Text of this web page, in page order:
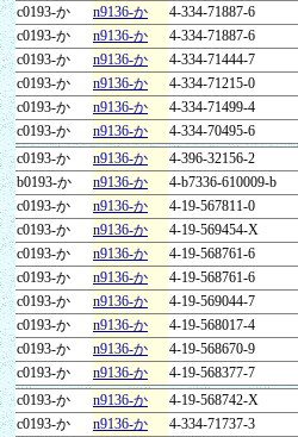
c0193-か
n9136-か 4-334-71887-6
c0193-か
n9136-か 4-334-71887-6
c0193-か
n9136-か 4-334-71444-7
c0193-か
n9136-か 4-334-71215-0
c0193-か
n9136-か 4-334-71499-4
c0193-か
n9136-か 4-334-70495-6
c0193-か
n9136-か 4-396-32156-2
b0193-か
n9136-か 4-b7336-610009-b
c0193-か
n9136-か 4-19-567811-0
c0193-か
n9136-か 4-19-569454-X
c0193-か
n9136-か 4-19-568761-6
c0193-か
n9136-か 4-19-568761-6
c0193-か
n9136-か 4-19-569044-7
c0193-か
n9136-か 4-19-568017-4
c0193-か
n9136-か 4-19-568670-9
c0193-か
n9136-か 4-19-568377-7
c0193-か
n9136-か 4-19-568742-X
c0193-か
n9136-か 4-334-71737-3